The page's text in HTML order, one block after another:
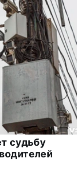
судьбу